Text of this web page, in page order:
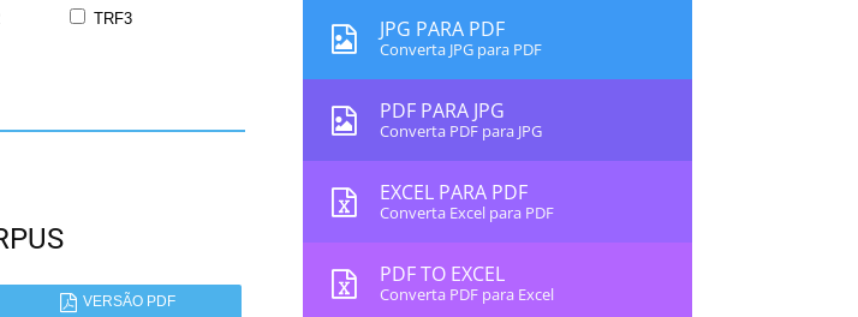
TRF3
VERSÃO PDF
JPG PARA PDF
Converta JPG para PDF
PDF PARA JPG
Converta PDF para JPG
EXCEL PARA PDF
Converta Excel para PDF
PDF TO EXCEL
Converta PDF para Excel